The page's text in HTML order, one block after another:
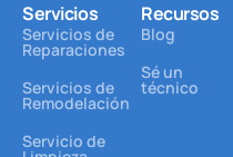
Servicios
Servicios de
Reparaciones
Servicios de
Remodelación
Servicio de
Recursos
Blog
Sé un
técnico